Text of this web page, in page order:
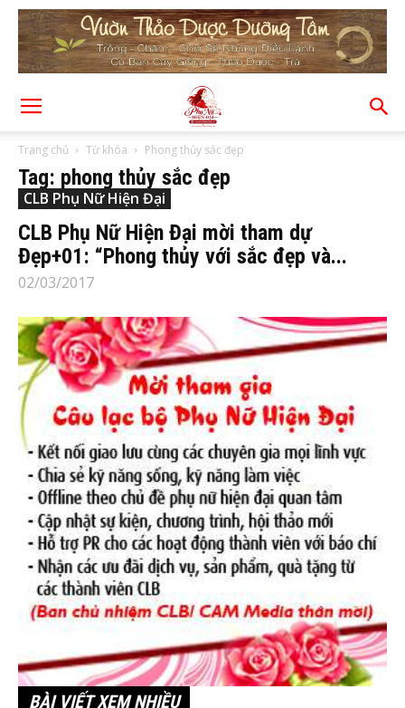
Trang chủ Từ khóa Phong thủy sắc đẹp
Tag: phong thủy sắc đẹp
CLB Phụ Nữ Hiện Đại
CLB Phụ Nữ Hiện Đại mời tham dự
Đẹp+01: “Phong thủy với sắc đẹp và...
02/03/2017
BÀI VIẾT XEM NHIỀU